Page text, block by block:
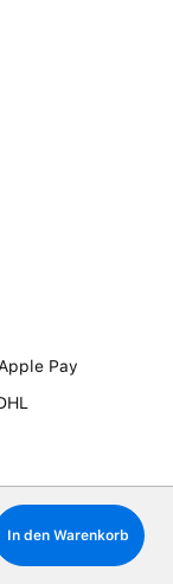
In den Warenkorb